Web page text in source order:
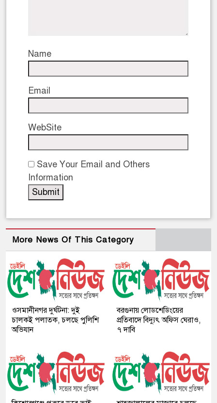
Name
Email
WebSite
Save Your Email and Others
Information
More News Of This Category
ওসমানীনগর দুর্ঘটনা: দুই
চালকই পলাতক, চলছে পুলিশি
অভিযান
বরগুনায় লোডশেডিংয়ের
প্রতিবাদে বিদ্যুৎ অফিস ঘেরাও,
৭ দাবি